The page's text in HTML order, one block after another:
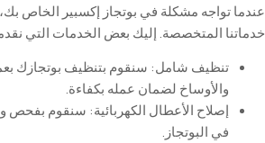
عندما تواجه مشكلة في بوتجاز إكسبير الخاص
خدماتنا المتخصصة. إليك بعض الخدمات التي
تنظيف شامل: سنقوم بتنظيف بوتجازك
والأوساخ لضمان عمله بكفاءة.
إصلاح الأعطال الكهربائية: سنقوم بفحص
في البوتجاز .